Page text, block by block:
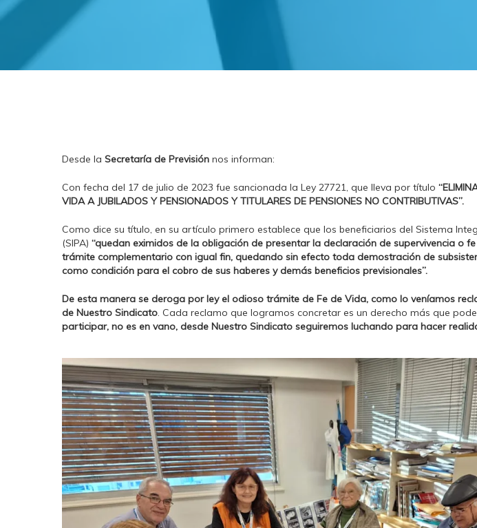
Desde la Secretaría de Previsión nos informan:
Con fecha del 17 de julio de 2023 fue sancionada la Ley 27721, que lleva por título
VIDA A JUBILADOS Y PENSIONADOS Y TITULARES DE PENSIONES NO CONTRIBUTIVAS”.
Como dice su título, en su artículo primero establece que los beneficiarios del Sistema
(SIPA) “quedan eximidos de la obligación de presentar la declaración de supervivencia o
trámite complementario con igual fin, quedando sin efecto toda demostración de
como condición para el cobro de sus haberes y demás beneficios previsionales”.
De esta manera se deroga por ley el odioso trámite de Fe de Vida, como lo veníamos
de Nuestro Sindicato. Cada reclamo que logramos concretar es un derecho más que
participar, no es en vano, desde Nuestro Sindicato seguiremos luchando para hacer